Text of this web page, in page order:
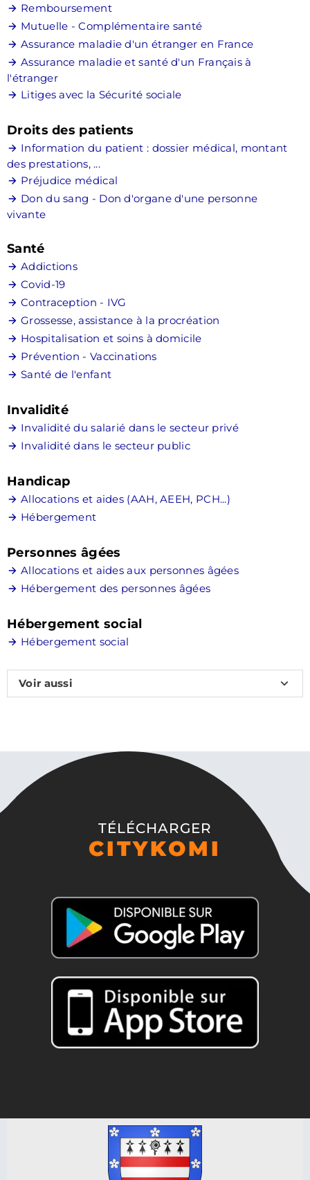
salles communales
un jardin à
landrévarzec
services publics
urbanisme / travaux
Remboursement
Mutuelle - Complémentaire santé
Assurance maladie d'un étranger en France
Assurance maladie et santé d'un Français à
l'étranger
Litiges avec la Sécurité sociale
Droits des patients
Information du patient : dossier médical, montant
des prestations, ...
Préjudice médical
Don du sang - Don d'organe d'une personne
vivante
Santé
Addictions
Covid-19
Contraception - IVG
Grossesse, assistance à la procréation
Hospitalisation et soins à domicile
Prévention - Vaccinations
Santé de l'enfant
Invalidité
Invalidité du salarié dans le secteur privé
Invalidité dans le secteur public
Handicap
Allocations et aides (AAH, AEEH, PCH...)
Hébergement
Personnes âgées
Allocations et aides aux personnes âgées
Hébergement des personnes âgées
Hébergement social
Hébergement social
Voir aussi
Service-Public.fr
TÉLÉCHARGER
CITYKOMI